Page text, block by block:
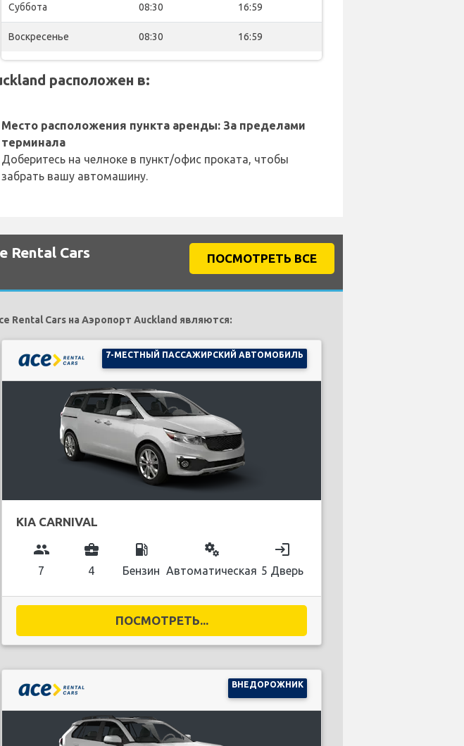
Суббота 08:30 16:59
Воскресенье 08:30 16:59
расположен в:
Место расположения пункта аренды: За пределами
терминала
Доберитесь на челноке в пункт/офис проката, чтобы
забрать вашу автомашину.
Rental Cars
ПОСМОТРЕТЬ ВСЕ
Cars на Аэропорт Auckland являются:
7-МЕСТНЫЙ ПАССАЖИРСКИЙ АВТОМОБИЛЬ
KIA CARNIVAL
group
7
business_center
4
local_gas_station
Бензин
miscellaneous_services
Автоматическая
login
5 Дверь
ПОСМОТРЕТЬ...
ВНЕДОРОЖНИК